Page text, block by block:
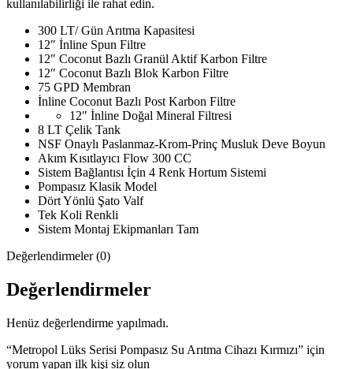
kullanılabilirliği ile rahat edin.
300 LT/ Gün Arıtma Kapasitesi
12″ İnline Spun Filtre
12″ Coconut Bazlı Granül Aktif Karbon Filtre
12″ Coconut Bazlı Blok Karbon Filtre
75 GPD Membran
İnline Coconut Bazlı Post Karbon Filtre
12″ İnline Doğal Mineral Filtresi
8 LT Çelik Tank
NSF Onaylı Paslanmaz-Krom-Prinç Musluk Deve Boyun
Akım Kısıtlayıcı Flow 300 CC
Sistem Bağlantısı İçin 4 Renk Hortum Sistemi
Pompasız Klasik Model
Dört Yönlü Şato Valf
Tek Koli Renkli
Sistem Montaj Ekipmanları Tam
Değerlendirmeler (0)
Değerlendirmeler
Henüz değerlendirme yapılmadı.
“Metropol Lüks Serisi Pompasız Su Arıtma Cihazı Kırmızı” için
yorum yapan ilk kişi siz olun